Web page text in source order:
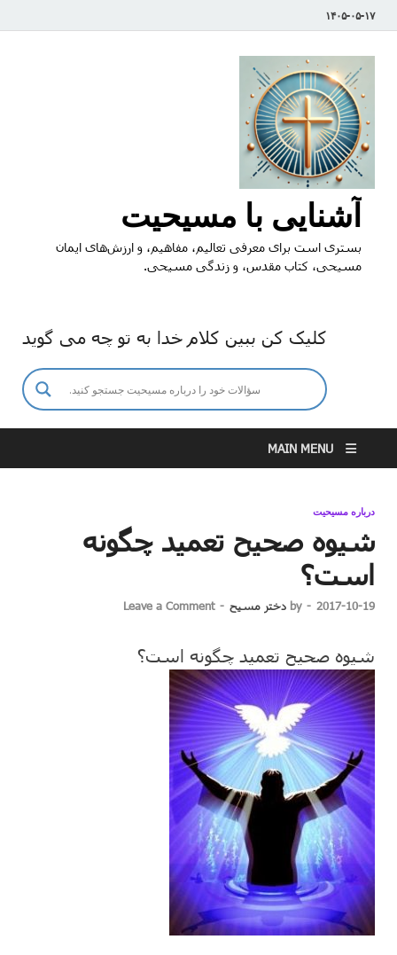
۱۴۰۵-۰۵-۱۷
آشنایی با مسیحیت
بستری است برای معرفی تعالیم، مفاهیم، و ارزش‌های ایمان
مسیحی، کتاب مقدس، و زندگی مسیحی.
کلیک کن ببین کلام خدا به تو چه می گوید
MAIN MENU
درباره مسیحیت
شیوه صحیح تعمید چگونه
است؟
2017-10-19
-
by دختر مسیح -
Leave a Comment
شیوه صحیح تعمید چگونه است؟